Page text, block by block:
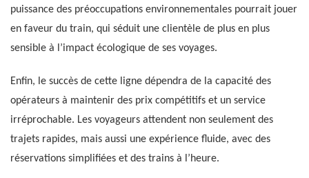
puissance des préoccupations environnementales pourrait jouer
en faveur du train, qui séduit une clientèle de plus en plus
sensible à l’impact écologique de ses voyages.
Enfin, le succès de cette ligne dépendra de la capacité des
opérateurs à maintenir des prix compétitifs et un service
irréprochable. Les voyageurs attendent non seulement des
trajets rapides, mais aussi une expérience fluide, avec des
réservations simplifiées et des trains à l’heure.